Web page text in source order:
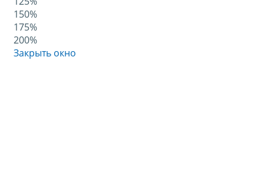
150%
175%
200%
Закрыть окно